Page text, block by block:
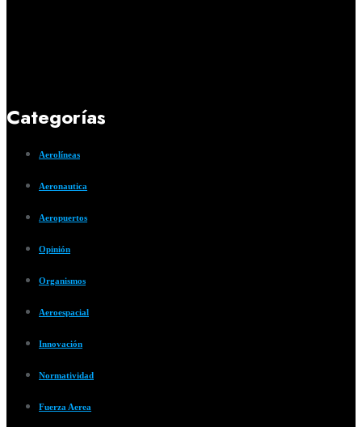
Categorías
Aerolíneas
Aeronautica
Aeropuertos
Opinión
Organismos
Aeroespacial
Innovación
Normatividad
Fuerza Aerea